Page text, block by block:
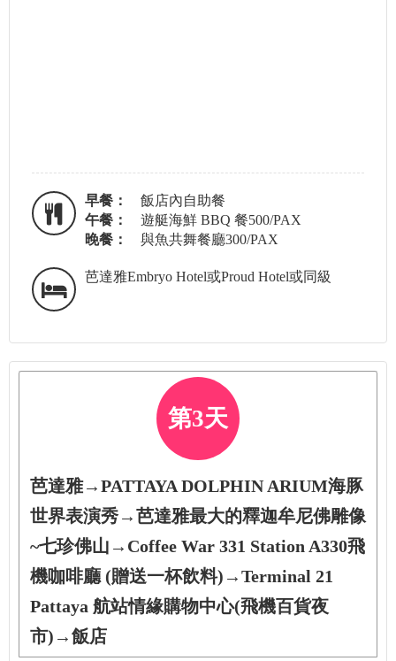
早餐：
飯店內自助餐
午餐：
遊艇海鮮 BBQ 餐500/PAX
晚餐：
與魚共舞餐廳300/PAX
芭達雅Embryo Hotel或Proud Hotel或同級
第3天
芭達雅→PATTAYA DOLPHIN ARIUM海豚
世界表演秀→芭達雅最大的釋迦牟尼佛雕像
~七珍佛山→Coffee War 331 Station A330飛
機咖啡廳 (贈送一杯飲料)→Terminal 21
Pattaya 航站情緣購物中心(飛機百貨夜
市)→飯店